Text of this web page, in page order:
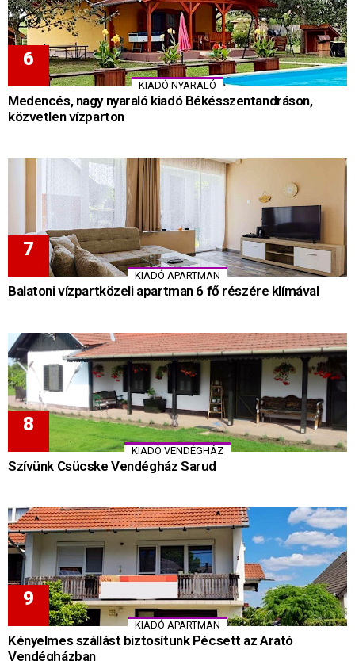
KIADÓ NYARALÓ
Medencés, nagy nyaraló kiadó Békésszentandráson,
közvetlen vízparton
KIADÓ APARTMAN
Balatoni vízpartközeli apartman 6 fő részére klímával
KIADÓ VENDÉGHÁZ
Szívünk Csücske Vendégház Sarud
KIADÓ APARTMAN
Kényelmes szállást biztosítunk Pécsett az Arató
Vendégházban